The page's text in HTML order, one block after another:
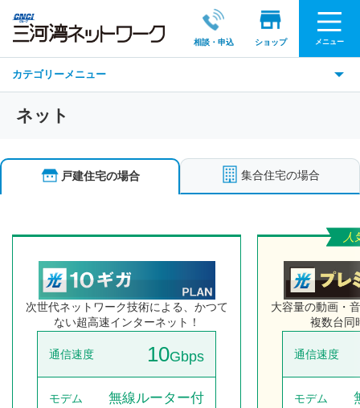
相談・申込 ショップ メニュー
カテゴリーメニュー
ネット
戸建住宅の場合 集合住宅の場合
次世代ネットワーク技術による、かつて
ない超高速インターネット！
通信速度 10Gbps
モデム 無線ルーター付
大容量の動画・
複数台同
通信速度
モデム